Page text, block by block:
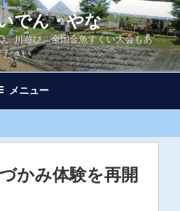
でん・やな
、川遊び、全国金魚すくい大会もあ
ださい
メニュー
かみ体験を再開